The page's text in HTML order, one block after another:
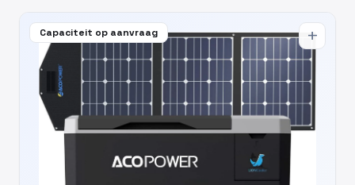
Capaciteit op aanvraag add